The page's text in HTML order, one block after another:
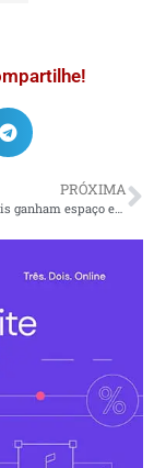
PRÓXIMA
Compras digitais ganham espaço entre os consumidores